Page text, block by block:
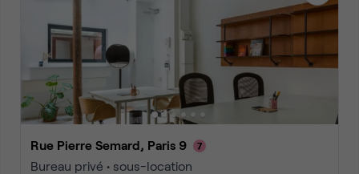
Rue Pierre Semard, Paris 9
Bureau privé • sous-location